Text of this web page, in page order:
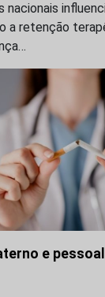
nacionais
a retenção
e